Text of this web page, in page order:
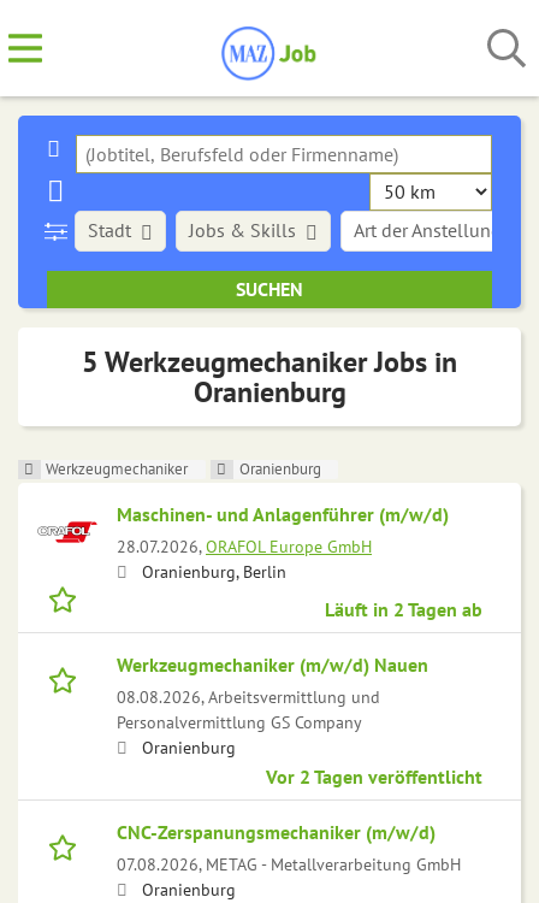
Stadt Art der Anstellung
Jobs & Skills
5 Werkzeugmechaniker Jobs in
Oranienburg
Werkzeugmechaniker Oranienburg
Maschinen- und Anlagenführer (m/w/d)
28.07.2026,ORAFOL Europe GmbH
Oranienburg, Berlin
Läuft in 2 Tagen ab
Werkzeugmechaniker (m/w/d) Nauen
08.08.2026,Arbeitsvermittlung und
Personalvermittlung GS Company
Oranienburg
Vor 2 Tagen veröffentlicht
CNC-Zerspanungsmechaniker (m/w/d)
07.08.2026, METAG - Metallverarbeitung GmbH
Oranienburg